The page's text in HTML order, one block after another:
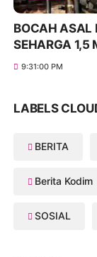
BOCAH ASAL
SEHARGA 1,5
9:31:00 PM
LABELS
BERITA
Berita Kodim
SOSIAL